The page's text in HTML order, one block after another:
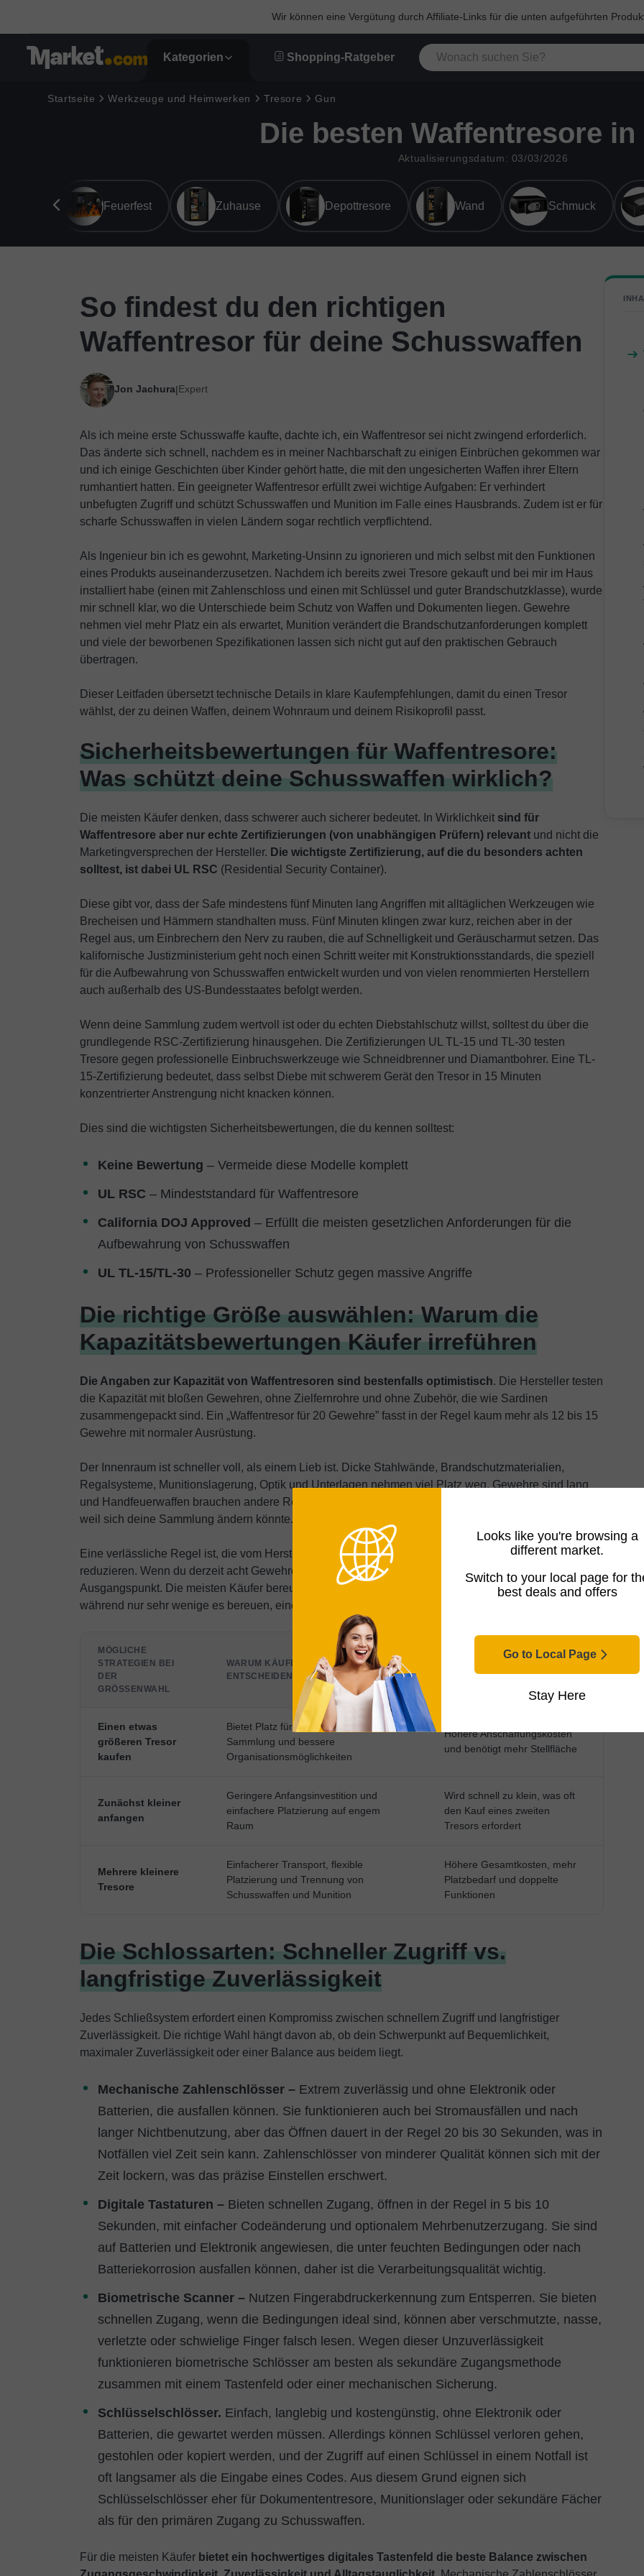
Looks like you're browsing a
different market.
Switch to your local page for
best deals and offers
Go to Local Page
Stay Here
Wir können eine Vergütung durch Affiliate-Links für die unten aufgeführten
Kategorien Shopping-Ratgeber
Startseite Werkzeuge und Heimwerken Tresore Gun
Die besten Waffentresore in
Aktualisierungsdatum: 03/03/2026
Feuerfest Zuhause Depottresore Wand Schmuck
So findest du den richtigen
Waffentresor für deine Schusswaffen
Jon Jachura|Expert
Als ich meine erste Schusswaffe kaufte, dachte ich, ein Waffentresor sei nicht zwingend erforderlich.
Das änderte sich schnell, nachdem es in meiner Nachbarschaft zu einigen Einbrüchen gekommen war
und ich einige Geschichten über Kinder gehört hatte, die mit den ungesicherten Waffen ihrer Eltern
rumhantiert hatten. Ein geeigneter Waffentresor erfüllt zwei wichtige Aufgaben: Er verhindert
unbefugten Zugriff und schützt Schusswaffen und Munition im Falle eines Hausbrands. Zudem ist er für
scharfe Schusswaffen in vielen Ländern sogar rechtlich verpflichtend.
Als Ingenieur bin ich es gewohnt, Marketing-Unsinn zu ignorieren und mich selbst mit den Funktionen
eines Produkts auseinanderzusetzen. Nachdem ich bereits zwei Tresore gekauft und bei mir im Haus
installiert habe (einen mit Zahlenschloss und einen mit Schlüssel und guter Brandschutzklasse), wurde
mir schnell klar, wo die Unterschiede beim Schutz von Waffen und Dokumenten liegen. Gewehre
nehmen viel mehr Platz ein als erwartet, Munition verändert die Brandschutzanforderungen komplett
und viele der beworbenen Spezifikationen lassen sich nicht gut auf den praktischen Gebrauch
übertragen.
Dieser Leitfaden übersetzt technische Details in klare Kaufempfehlungen, damit du einen Tresor
wählst, der zu deinen Waffen, deinem Wohnraum und deinem Risikoprofil passt.
Sicherheitsbewertungen für Waffentresore:
Was schützt deine Schusswaffen wirklich?
Die meisten Käufer denken, dass schwerer auch sicherer bedeutet. In Wirklichkeit sind für
Waffentresore aber nur echte Zertifizierungen (von unabhängigen Prüfern) relevant und nicht die
Marketingversprechen der Hersteller. Die wichtigste Zertifizierung, auf die du besonders achten
solltest, ist dabei UL RSC (Residential Security Container).
Diese gibt vor, dass der Safe mindestens fünf Minuten lang Angriffen mit alltäglichen Werkzeugen wie
Brecheisen und Hämmern standhalten muss. Fünf Minuten klingen zwar kurz, reichen aber in der
Regel aus, um Einbrechern den Nerv zu rauben, die auf Schnelligkeit und Geräuscharmut setzen. Das
kalifornische Justizministerium geht noch einen Schritt weiter mit Konstruktionsstandards, die speziell
für die Aufbewahrung von Schusswaffen entwickelt wurden und von vielen renommierten Herstellern
auch außerhalb des US-Bundesstaates befolgt werden.
Wenn deine Sammlung zudem wertvoll ist oder du echten Diebstahlschutz willst, solltest du über die
grundlegende RSC-Zertifizierung hinausgehen. Die Zertifizierungen UL TL-15 und TL-30 testen
Tresore gegen professionelle Einbruchswerkzeuge wie Schneidbrenner und Diamantbohrer. Eine TL-
15-Zertifizierung bedeutet, dass selbst Diebe mit schwerem Gerät den Tresor in 15 Minuten
konzentrierter Anstrengung nicht knacken können.
Dies sind die wichtigsten Sicherheitsbewertungen, die du kennen solltest:
Keine Bewertung – Vermeide diese Modelle komplett
UL RSC – Mindeststandard für Waffentresore
California DOJ Approved – Erfüllt die meisten gesetzlichen Anforderungen für die
Aufbewahrung von Schusswaffen
UL TL-15/TL-30 – Professioneller Schutz gegen massive Angriffe
Die richtige Größe auswählen: Warum die
Kapazitätsbewertungen Käufer irreführen
Die Angaben zur Kapazität von Waffentresoren sind bestenfalls optimistisch. Die Hersteller testen
die Kapazität mit bloßen Gewehren, ohne Zielfernrohre und ohne Zubehör, die wie Sardinen
zusammengepackt sind. Ein „Waffentresor für 20 Gewehre” fasst in der Regel kaum mehr als 12 bis 15
Gewehre mit normaler Ausrüstung.
Der Innenraum ist schneller voll, als einem Lieb ist. Dicke Stahlwände, Brandschutzmaterialien,
Regalsysteme, Munitionslagerung, Optik und Unterlagen nehmen viel Platz weg. Gewehre sind lang
und Handfeuerwaffen brauchen andere Regalsysteme. Zudem sollte sowieso alles verstellbar sein,
weil sich deine Sammlung ändern könnte.
Eine verlässliche Regel ist, die vom Hersteller angegebene Kapazität um mindestens 40 Prozent zu
reduzieren. Wenn du derzeit acht Gewehre besitzt, ist ein Tresor für zwanzig Waffen ein vernünftiger
Ausgangspunkt. Die meisten Käufer bereuen es später, einen zu kleinen Safe gekauft zu haben,
während nur sehr wenige es bereuen, einen etwas größeres Modell als nötig gekauft zu haben.
MÖGLICHE
STRATEGIEN BEI
DER
GRÖSSENWAHL
WARUM KÄUFER SICH DAFÜR
ENTSCHEIDEN
WICHTIGE KOMPROMISSE
Einen etwas
größeren Tresor
kaufen
Bietet Platz für eine wachsende
Sammlung und bessere
Organisationsmöglichkeiten
Höhere Anschaffungskosten
und benötigt mehr Stellfläche
Zunächst kleiner
anfangen
Geringere Anfangsinvestition und
einfachere Platzierung auf engem
Raum
Wird schnell zu klein, was oft
den Kauf eines zweiten
Tresors erfordert
Mehrere kleinere
Tresore
Einfacherer Transport, flexible
Platzierung und Trennung von
Schusswaffen und Munition
Höhere Gesamtkosten, mehr
Platzbedarf und doppelte
Funktionen
Die Schlossarten: Schneller Zugriff vs.
langfristige Zuverlässigkeit
Jedes Schließsystem erfordert einen Kompromiss zwischen schnellem Zugriff und langfristiger
Zuverlässigkeit. Die richtige Wahl hängt davon ab, ob dein Schwerpunkt auf Bequemlichkeit,
maximaler Zuverlässigkeit oder einer Balance aus beidem liegt.
Mechanische Zahlenschlösser – Extrem zuverlässig und ohne Elektronik oder
Batterien, die ausfallen können. Sie funktionieren auch bei Stromausfällen und nach
langer Nichtbenutzung, aber das Öffnen dauert in der Regel 20 bis 30 Sekunden, was in
Notfällen viel Zeit sein kann. Zahlenschlösser von minderer Qualität können sich mit der
Zeit lockern, was das präzise Einstellen erschwert.
Digitale Tastaturen – Bieten schnellen Zugang, öffnen in der Regel in 5 bis 10
Sekunden, mit einfacher Codeänderung und optionalem Mehrbenutzerzugang. Sie sind
auf Batterien und Elektronik angewiesen, die unter feuchten Bedingungen oder nach
Batteriekorrosion ausfallen können, daher ist die Verarbeitungsqualität wichtig.
Biometrische Scanner – Nutzen Fingerabdruckerkennung zum Entsperren. Sie bieten
schnellen Zugang, wenn die Bedingungen ideal sind, können aber verschmutzte, nasse,
verletzte oder schwielige Finger falsch lesen. Wegen dieser Unzuverlässigkeit
funktionieren biometrische Schlösser am besten als sekundäre Zugangsmethode
zusammen mit einem Tastenfeld oder einer mechanischen Sicherung.
Schlüsselschlösser. Einfach, langlebig und kostengünstig, ohne Elektronik oder
Batterien, die gewartet werden müssen. Allerdings können Schlüssel verloren gehen,
gestohlen oder kopiert werden, und der Zugriff auf einen Schlüssel in einem Notfall ist
oft langsamer als die Eingabe eines Codes. Aus diesem Grund eignen sich
Schlüsselschlösser eher für Dokumententresore, Munitionslager oder sekundäre Fächer
als für den primären Zugang zu Schusswaffen.
Für die meisten Käufer bietet ein hochwertiges digitales Tastenfeld die beste Balance zwischen